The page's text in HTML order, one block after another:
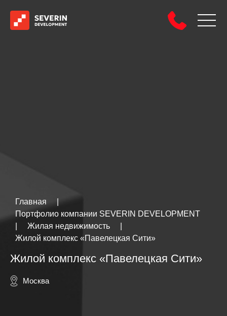
Главная
Портфолио компании SEVERIN DEVELOPMENT
Жилая недвижимость
Жилой комплекс «Павелецкая Сити»
Жилой комплекс «Павелецкая Сити»
Москва